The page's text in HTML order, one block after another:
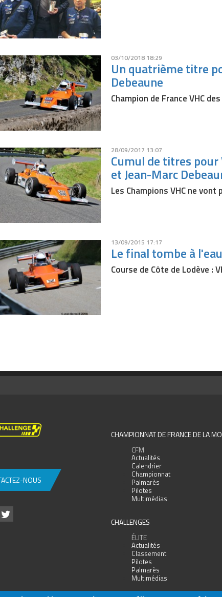
03/10/2018 18:29
Un quatrième titre
Debeaune
Champion de France VHC
28/09/2017 13:07
Cumul de titres
et Jean-Marc
Les Champions VHC ne vont
13/09/2015 17:17
Le final tombe à
Course de Côte de Lodève :
NOUS
CHAMPIONNAT DE FRANCE DE LA
CFM
Actualités
Calendrier
Championnat
Palmarès
Pilotes
Multimédias
CHALLENGES
ÉLITE
Actualités
Classement
Pilotes
Palmarès
Multimédias